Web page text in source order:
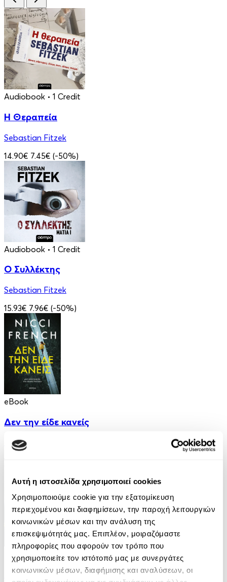
Αυτή η ιστοσελίδα χρησιμοποιεί cookies
Χρησιμοποιούμε cookie για την εξατομίκευση
περιεχομένου και διαφημίσεων, την παροχή λειτουργιών
κοινωνικών μέσων και την ανάλυση της
επισκεψιμότητάς μας. Επιπλέον, μοιραζόμαστε
πληροφορίες που αφορούν τον τρόπο που
χρησιμοποιείτε τον ιστότοπό μας με συνεργάτες
κοινωνικών μέσων, διαφήμισης και αναλύσεων, οι
Audiobook • 1 Credit
Η Θεραπεία
Sebastian Fitzek
14.90€ 7.45€ (-50%)
Audiobook • 1 Credit
Ο Συλλέκτης
Sebastian Fitzek
15.93€ 7.96€ (-50%)
eBook
Δεν την είδε κανείς
Nicci French
Μην το διαδώσεις